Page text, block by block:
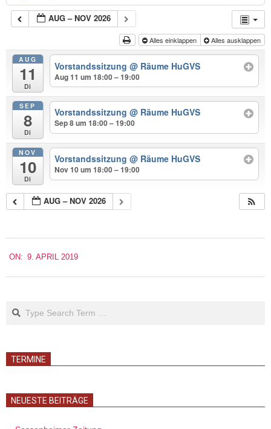
AUG – NOV 2026
Alles einklappen Alles ausklappen
AUG
11
Di
Vorstandssitzung@ Räume HuGVS
Aug 11 um 18:00 – 19:00
SEP
8
Di
Vorstandssitzung@ Räume HuGVS
Sep 8 um 18:00 – 19:00
NOV
10
Di
Vorstandssitzung@ Räume HuGVS
Nov 10 um 18:00 – 19:00
AUG – NOV 2026
04-
09
ON: 9. APRIL 2019
TERMINE
NEUESTE BEITRÄGE